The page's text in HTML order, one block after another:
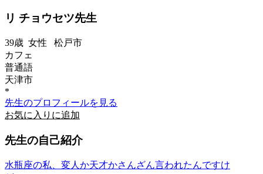
リ チョウセツ先生
39歳 女性 松戸市
カフェ
普通語
天津市
*
先生のプロフィールを見る
お気に入りに追加
先生の自己紹介
水瓶座の私、変人か天才かさんざん言われたんですけ